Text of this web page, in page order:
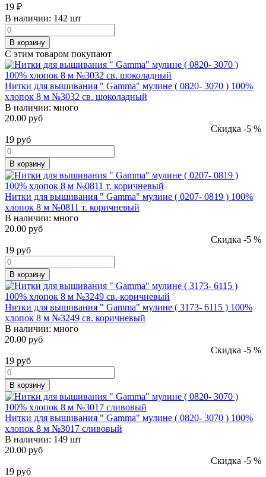
19 ₽
В наличии: 142 шт
В корзину
С этим товаром покупают
Нитки для вышивания " Gamma" мулине ( 0820- 3070 ) 100%
хлопок 8 м №3032 св. шоколадный
В наличии: много
20.00 руб
Скидка -5 %
19 руб
В корзину
Нитки для вышивания " Gamma" мулине ( 0207- 0819 ) 100%
хлопок 8 м №0811 т. коричневый
В наличии: много
20.00 руб
Скидка -5 %
19 руб
В корзину
Нитки для вышивания " Gamma" мулине ( 3173- 6115 ) 100%
хлопок 8 м №3249 св. коричневый
В наличии: много
20.00 руб
Скидка -5 %
19 руб
В корзину
Нитки для вышивания " Gamma" мулине ( 0820- 3070 ) 100%
хлопок 8 м №3017 сливовый
В наличии: 149 шт
20.00 руб
Скидка -5 %
19 руб